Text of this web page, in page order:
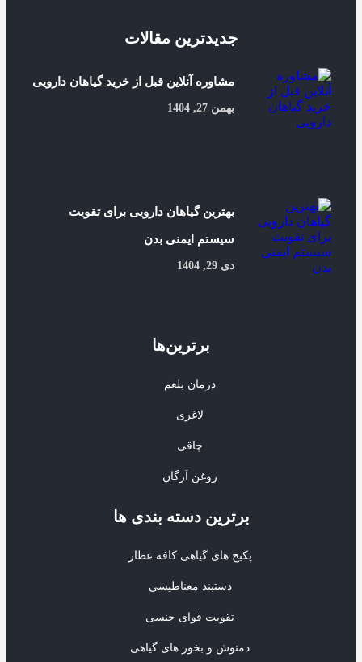
جدیدترین مقالات
مشاوره آنلاین قبل از خرید گیاهان دارویی
بهمن 27, 1404
بهترین گیاهان دارویی برای تقویت
سیستم ایمنی بدن
دی 29, 1404
برترین‌ها
درمان بلغم
لاغری
چاقی
روغن آرگان
برترین‌ دسته بندی ها
پکیج های گیاهی کافه عطار
دستبند مغناطیسی
تقویت قوای جنسی
دمنوش و بخور های گیاهی